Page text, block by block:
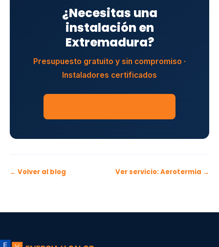
¿Necesitas una
instalación en
Extremadura?
Presupuesto gratuito y sin compromiso ·
Instaladores certificados
← Volver al blog Ver servicio: Aerotermia →